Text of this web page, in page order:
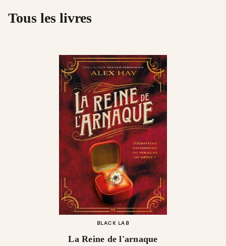
Tous les livres
BLACK LAB
La Reine de l'arnaque